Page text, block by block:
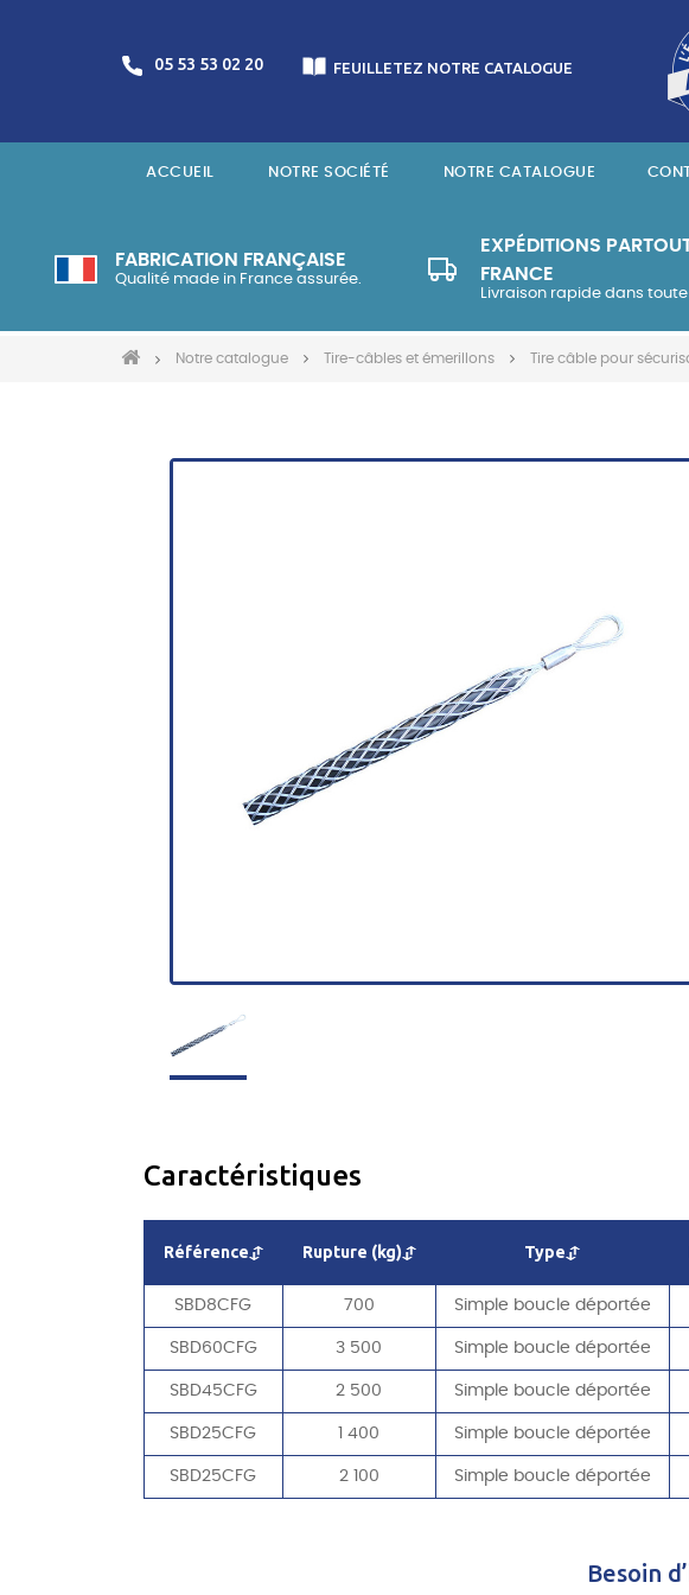
05 53 53 02 20 FEUILLETEZ NOTRE CATALOGUE
ACCUEIL NOTRE SOCIÉTÉ NOTRE CATALOGUE
FABRICATION FRANÇAISE
Qualité made in France assurée.
EXPÉDITIONS
FRANCE
Livraison rapide dans
Notre catalogue Tire-câbles et émerillons Tire câble pour
Caractéristiques
Référence Rupture (kg) Type
SBD8CFG 700 Simple boucle déportée
SBD60CFG 3 500 Simple boucle déportée
SBD45CFG 2 500 Simple boucle déportée
SBD25CFG 1 400 Simple boucle déportée
SBD25CFG 2 100 Simple boucle déportée
Besoin